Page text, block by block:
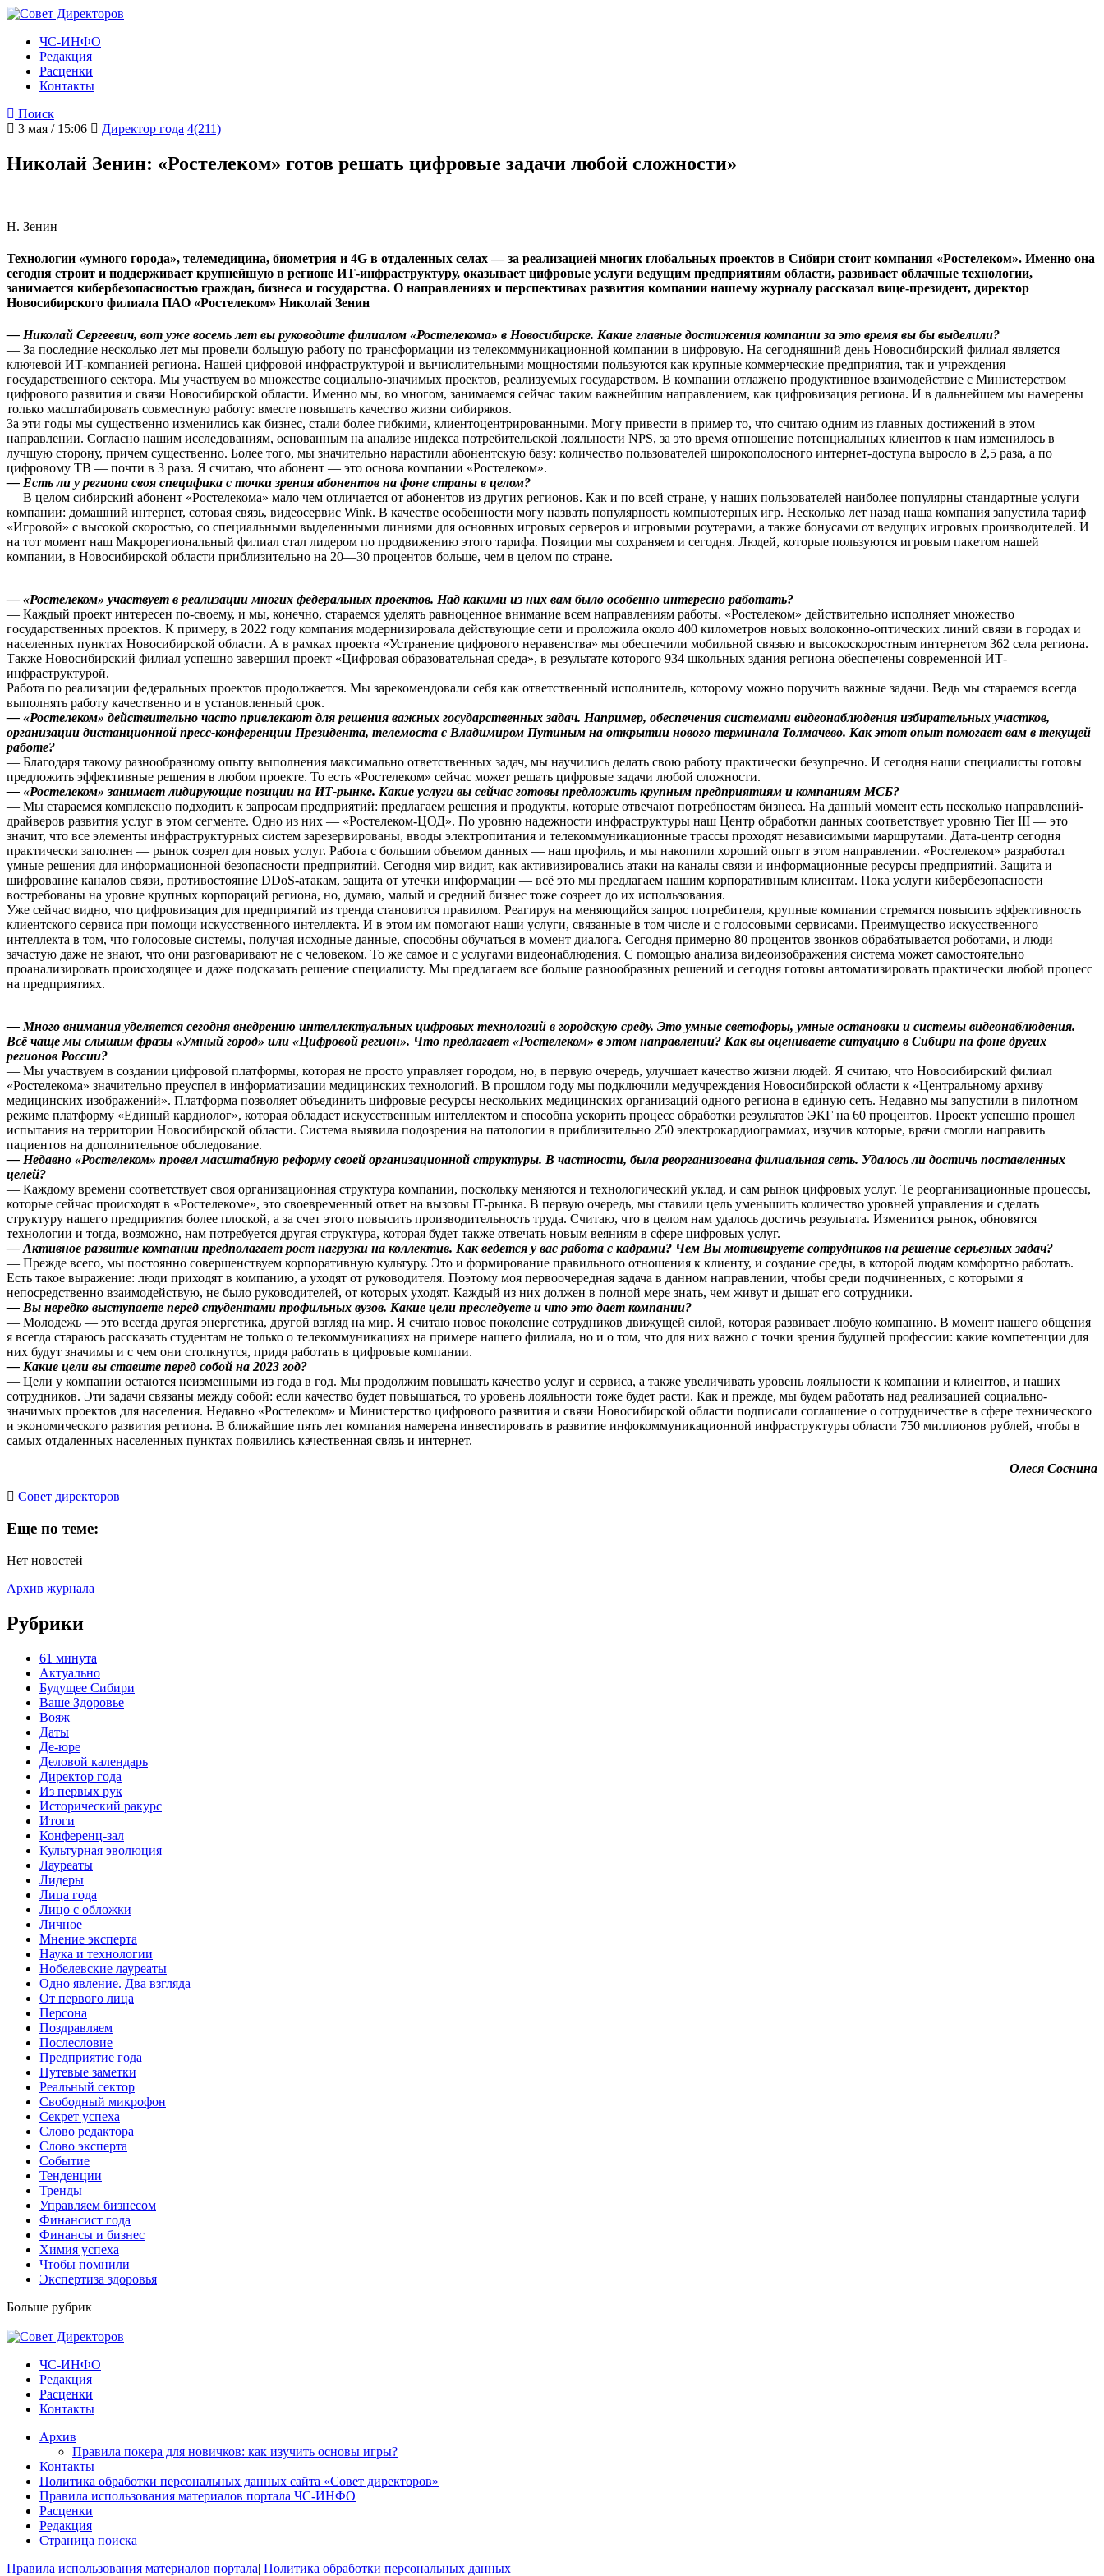
ЧС-ИНФО
Редакция
Расценки
Контакты
Поиск
3 мая / 15:06
Директор года 4(211)
Николай Зенин: «Ростелеком» готов решать цифровые задачи любой сложности»
Н. Зенин
Технологии «умного города», телемедицина, биометрия и 4G в отдаленных селах — за реализацией многих глобальных проектов в Сибири стоит компания «Ростелеком». Именно она
сегодня строит и поддерживает крупнейшую в регионе ИТ-инфраструктуру, оказывает цифровые услуги ведущим предприятиям области, развивает облачные технологии,
занимается кибербезопасностью граждан, бизнеса и государства. О направлениях и перспективах развития компании нашему журналу рассказал вице-президент, директор
Новосибирского филиала ПАО «Ростелеком» Николай Зенин
— Николай Сергеевич, вот уже восемь лет вы руководите филиалом «Ростелекома» в Новосибирске. Какие главные достижения компании за это время вы бы выделили?
— За последние несколько лет мы провели большую работу по трансформации из телекоммуникационной компании в цифровую. На сегодняшний день Новосибирский филиал является
ключевой ИТ-компанией региона. Нашей цифровой инфраструктурой и вычислительными мощностями пользуются как крупные коммерческие предприятия, так и учреждения
государственного сектора. Мы участвуем во множестве социально-значимых проектов, реализуемых государством. В компании отлажено продуктивное взаимодействие с Министерством
цифрового развития и связи Новосибирской области. Именно мы, во многом, занимаемся сейчас таким важнейшим направлением, как цифровизация региона. И в дальнейшем мы намерены
только масштабировать совместную работу: вместе повышать качество жизни сибиряков.
За эти годы мы существенно изменились как бизнес, стали более гибкими, клиентоцентрированными. Могу привести в пример то, что считаю одним из главных достижений в этом
направлении. Согласно нашим исследованиям, основанным на анализе индекса потребительской лояльности NPS, за это время отношение потенциальных клиентов к нам изменилось в
лучшую сторону, причем существенно. Более того, мы значительно нарастили абонентскую базу: количество пользователей широкополосного интернет-доступа выросло в 2,5 раза, а по
цифровому ТВ — почти в 3 раза. Я считаю, что абонент — это основа компании «Ростелеком».
— Есть ли у региона своя специфика с точки зрения абонентов на фоне страны в целом?
— В целом сибирский абонент «Ростелекома» мало чем отличается от абонентов из других регионов. Как и по всей стране, у наших пользователей наиболее популярны стандартные услуги
компании: домашний интернет, сотовая связь, видеосервис Wink. В качестве особенности могу назвать популярность компьютерных игр. Несколько лет назад наша компания запустила тариф
«Игровой» с высокой скоростью, со специальными выделенными линиями для основных игровых серверов и игровыми роутерами, а также бонусами от ведущих игровых производителей. И
на тот момент наш Макрорегиональный филиал стал лидером по продвижению этого тарифа. Позиции мы сохраняем и сегодня. Людей, которые пользуются игровым пакетом нашей
компании, в Новосибирской области приблизительно на 20—30 процентов больше, чем в целом по стране.
— «Ростелеком» участвует в реализации многих федеральных проектов. Над какими из них вам было особенно интересно работать?
— Каждый проект интересен по-своему, и мы, конечно, стараемся уделять равноценное внимание всем направлениям работы. «Ростелеком» действительно исполняет множество
государственных проектов. К примеру, в 2022 году компания модернизировала действующие сети и проложила около 400 километров новых волоконно-оптических линий связи в городах и
населенных пунктах Новосибирской области. А в рамках проекта «Устранение цифрового неравенства» мы обеспечили мобильной связью и высокоскоростным интернетом 362 села региона.
Также Новосибирский филиал успешно завершил проект «Цифровая образовательная среда», в результате которого 934 школьных здания региона обеспечены современной ИТ-
инфраструктурой.
Работа по реализации федеральных проектов продолжается. Мы зарекомендовали себя как ответственный исполнитель, которому можно поручить важные задачи. Ведь мы стараемся всегда
выполнять работу качественно и в установленный срок.
— «Ростелеком» действительно часто привлекают для решения важных государственных задач. Например, обеспечения системами видеонаблюдения избирательных участков,
организации дистанционной пресс-конференции Президента, телемоста с Владимиром Путиным на открытии нового терминала Толмачево. Как этот опыт помогает вам в текущей
работе?
— Благодаря такому разнообразному опыту выполнения максимально ответственных задач, мы научились делать свою работу практически безупречно. И сегодня наши специалисты готовы
предложить эффективные решения в любом проекте. То есть «Ростелеком» сейчас может решать цифровые задачи любой сложности.
— «Ростелеком» занимает лидирующие позиции на ИТ-рынке. Какие услуги вы сейчас готовы предложить крупным предприятиям и компаниям МСБ?
— Мы стараемся комплексно подходить к запросам предприятий: предлагаем решения и продукты, которые отвечают потребностям бизнеса. На данный момент есть несколько направлений-
драйверов развития услуг в этом сегменте. Одно из них — «Ростелеком-ЦОД». По уровню надежности инфраструктуры наш Центр обработки данных соответствует уровню Tier III — это
значит, что все элементы инфраструктурных систем зарезервированы, вводы электропитания и телекоммуникационные трассы проходят независимыми маршрутами. Дата-центр сегодня
практически заполнен — рынок созрел для новых услуг. Работа с большим объемом данных — наш профиль, и мы накопили хороший опыт в этом направлении. «Ростелеком» разработал
умные решения для информационной безопасности предприятий. Сегодня мир видит, как активизировались атаки на каналы связи и информационные ресурсы предприятий. Защита и
шифрование каналов связи, противостояние DDoS-атакам, защита от утечки информации — всё это мы предлагаем нашим корпоративным клиентам. Пока услуги кибербезопасности
востребованы на уровне крупных корпораций региона, но, думаю, малый и средний бизнес тоже созреет до их использования.
Уже сейчас видно, что цифровизация для предприятий из тренда становится правилом. Реагируя на меняющийся запрос потребителя, крупные компании стремятся повысить эффективность
клиентского сервиса при помощи искусственного интеллекта. И в этом им помогают наши услуги, связанные в том числе и с голосовыми сервисами. Преимущество искусственного
интеллекта в том, что голосовые системы, получая исходные данные, способны обучаться в момент диалога. Сегодня примерно 80 процентов звонков обрабатывается роботами, и люди
зачастую даже не знают, что они разговаривают не с человеком. То же самое и с услугами видеонаблюдения. С помощью анализа видеоизображения система может самостоятельно
проанализировать происходящее и даже подсказать решение специалисту. Мы предлагаем все больше разнообразных решений и сегодня готовы автоматизировать практически любой процесс
на предприятиях.
— Много внимания уделяется сегодня внедрению интеллектуальных цифровых технологий в городскую среду. Это умные светофоры, умные остановки и системы видеонаблюдения.
Всё чаще мы слышим фразы «Умный город» или «Цифровой регион». Что предлагает «Ростелеком» в этом направлении? Как вы оцениваете ситуацию в Сибири на фоне других
регионов России?
— Мы участвуем в создании цифровой платформы, которая не просто управляет городом, но, в первую очередь, улучшает качество жизни людей. Я считаю, что Новосибирский филиал
«Ростелекома» значительно преуспел в информатизации медицинских технологий. В прошлом году мы подключили медучреждения Новосибирской области к «Центральному архиву
медицинских изображений». Платформа позволяет объединить цифровые ресурсы нескольких медицинских организаций одного региона в единую сеть. Недавно мы запустили в пилотном
режиме платформу «Единый кардиолог», которая обладает искусственным интеллектом и способна ускорить процесс обработки результатов ЭКГ на 60 процентов. Проект успешно прошел
испытания на территории Новосибирской области. Система выявила подозрения на патологии в приблизительно 250 электрокардиограммах, изучив которые, врачи смогли направить
пациентов на дополнительное обследование.
— Недавно «Ростелеком» провел масштабную реформу своей организационной структуры. В частности, была реорганизована филиальная сеть. Удалось ли достичь поставленных
целей?
— Каждому времени соответствует своя организационная структура компании, поскольку меняются и технологический уклад, и сам рынок цифровых услуг. Те реорганизационные процессы,
которые сейчас происходят в «Ростелекоме», это своевременный ответ на вызовы IT-рынка. В первую очередь, мы ставили цель уменьшить количество уровней управления и сделать
структуру нашего предприятия более плоской, а за счет этого повысить производительность труда. Считаю, что в целом нам удалось достичь результата. Изменится рынок, обновятся
технологии и тогда, возможно, нам потребуется другая структура, которая будет также отвечать новым веяниям в сфере цифровых услуг.
— Активное развитие компании предполагает рост нагрузки на коллектив. Как ведется у вас работа с кадрами? Чем Вы мотивируете сотрудников на решение серьезных задач?
— Прежде всего, мы постоянно совершенствуем корпоративную культуру. Это и формирование правильного отношения к клиенту, и создание среды, в которой людям комфортно работать.
Есть такое выражение: люди приходят в компанию, а уходят от руководителя. Поэтому моя первоочередная задача в данном направлении, чтобы среди подчиненных, с которыми я
непосредственно взаимодействую, не было руководителей, от которых уходят. Каждый из них должен в полной мере знать, чем живут и дышат его сотрудники.
— Вы нередко выступаете перед студентами профильных вузов. Какие цели преследуете и что это дает компании?
— Молодежь — это всегда другая энергетика, другой взгляд на мир. Я считаю новое поколение сотрудников движущей силой, которая развивает любую компанию. В момент нашего общения
я всегда стараюсь рассказать студентам не только о телекоммуникациях на примере нашего филиала, но и о том, что для них важно с точки зрения будущей профессии: какие компетенции для
них будут значимы и с чем они столкнутся, придя работать в цифровые компании.
— Какие цели вы ставите перед собой на 2023 год?
— Цели у компании остаются неизменными из года в год. Мы продолжим повышать качество услуг и сервиса, а также увеличивать уровень лояльности к компании и клиентов, и наших
сотрудников. Эти задачи связаны между собой: если качество будет повышаться, то уровень лояльности тоже будет расти. Как и прежде, мы будем работать над реализацией социально-
значимых проектов для населения. Недавно «Ростелеком» и Министерство цифрового развития и связи Новосибирской области подписали соглашение о сотрудничестве в сфере технического
и экономического развития региона. В ближайшие пять лет компания намерена инвестировать в развитие инфокоммуникационной инфраструктуры области 750 миллионов рублей, чтобы в
самых отдаленных населенных пунктах появились качественная связь и интернет.
Олеся Соснина
Cовет директоров
Еще по теме:
Нет новостей
Архив журнала
Рубрики
61 минута
Актуально
Будущее Сибири
Ваше Здоровье
Вояж
Даты
Де-юре
Деловой календарь
Директор года
Из первых рук
Исторический ракурс
Итоги
Конференц-зал
Культурная эволюция
Лауреаты
Лидеры
Лица года
Лицо с обложки
Личное
Мнение эксперта
Наука и технологии
Нобелевские лауреаты
Одно явление. Два взгляда
От первого лица
Персона
Поздравляем
Послесловие
Предприятие года
Путевые заметки
Реальный сектор
Свободный микрофон
Секрет успеха
Слово редактора
Слово эксперта
Событие
Тенденции
Тренды
Управляем бизнесом
Финансист года
Финансы и бизнес
Химия успеха
Чтобы помнили
Экспертиза здоровья
Больше рубрик
ЧС-ИНФО
Редакция
Расценки
Контакты
Архив
Правила покера для новичков: как изучить основы игры?
Контакты
Политика обработки персональных данных сайта «Совет директоров»
Правила использования материалов портала ЧС-ИНФО
Расценки
Редакция
Страница поиска
Правила использования материалов портала| Политика обработки персональных данных